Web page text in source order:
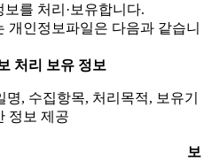
를 처리·보유합니다.
인정보파일은 다음과 같습니
처리 보유 정보
, 수집항목, 처리목적, 보유기
정보 제공
보